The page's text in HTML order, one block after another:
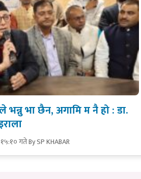
भा छैन, अगामि म नै हो : डा.
गतेBy SP KHABAR